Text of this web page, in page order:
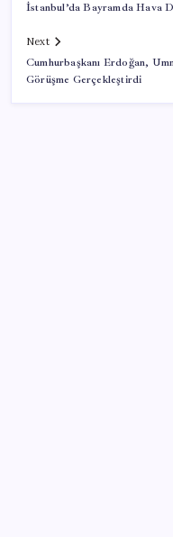
İstanbul’da Bayramda Hava
Next
Cumhurbaşkanı Erdoğan,
Görüşme Gerçekleştirdi